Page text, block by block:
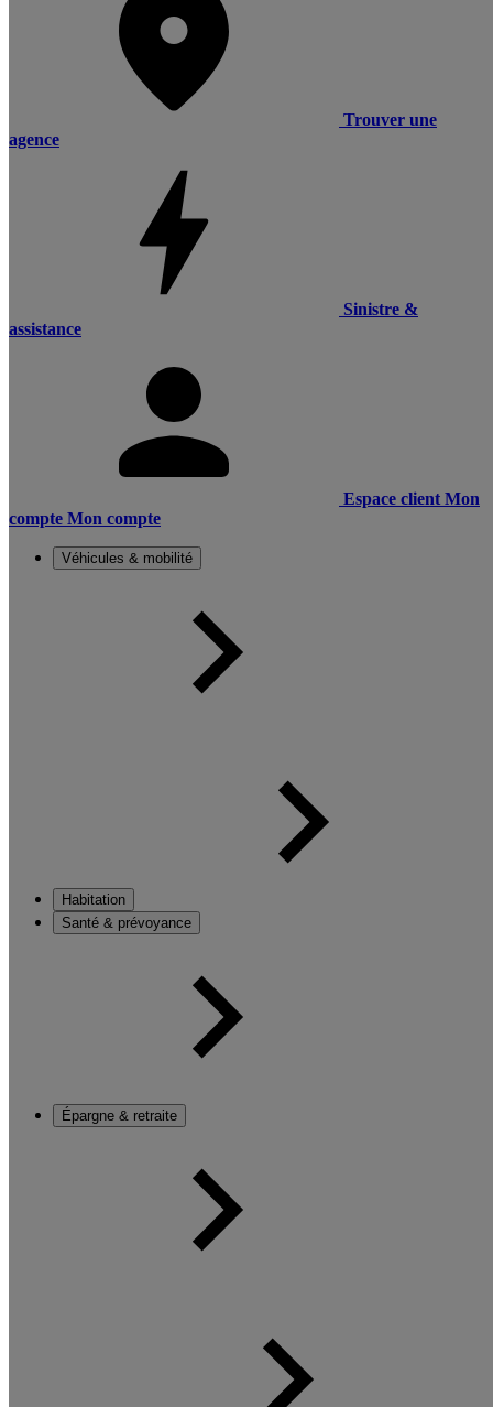
Trouver une
agence
Sinistre &
assistance
Espace client Mon
compte Mon compte
Véhicules & mobilité
Habitation
Santé & prévoyance
Épargne & retraite